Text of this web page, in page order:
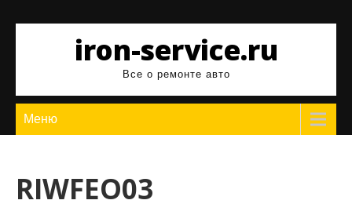
содержимомуiron-service.ru
Все о ремонте авто
Меню
RIWFEO03